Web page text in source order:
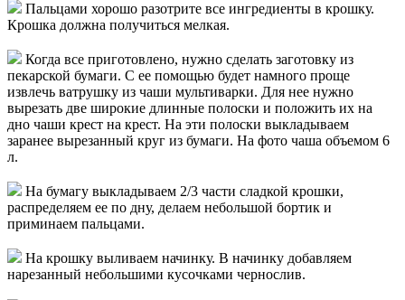
Пальцами хорошо разотрите все ингредиенты в крошку.
Крошка должна получиться мелкая.
Когда все приготовлено, нужно сделать заготовку из
пекарской бумаги. С ее помощью будет намного проще
извлечь ватрушку из чаши мультиварки. Для нее нужно
вырезать две широкие длинные полоски и положить их на
дно чаши крест на крест. На эти полоски выкладываем
заранее вырезанный круг из бумаги. На фото чаша объемом 6
л.
На бумагу выкладываем 2/3 части сладкой крошки,
распределяем ее по дну, делаем небольшой бортик и
приминаем пальцами.
На крошку выливаем начинку. В начинку добавляем
нарезанный небольшими кусочками чернослив.